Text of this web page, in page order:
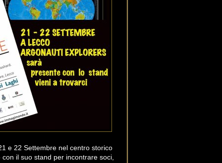
e 22 Settembre nel centro storico
il suo stand per incontrare soci,